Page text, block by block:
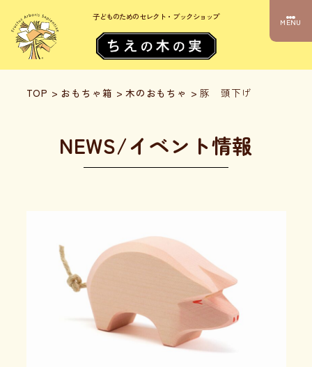
子どものためのセレクト・ブックショップ
MENU
TOP > おもちゃ箱 > 木のおもちゃ > 豚 頭下げ
NEWS/イベント情報